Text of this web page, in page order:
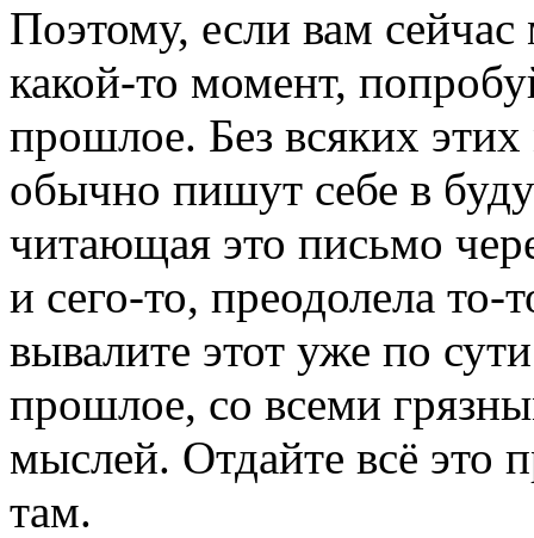
Поэтому, если вам
какой-то момент,
прошлое. Без всяких
обычно пишут себе в
читающая это письмо
и сего-то, преодолела
вывалите этот уже по
прошлое, со всеми
мыслей. Отдайте всё это
там.